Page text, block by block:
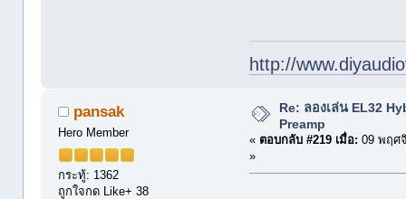
http://
pansak
Hero Member
กระทู้: 1362
ถูกใจกด Like+ 38
Re: ลองเล่น EL32
Preamp
« ตอบกลับ #219 เมื่อ: 09 พฤศ
»